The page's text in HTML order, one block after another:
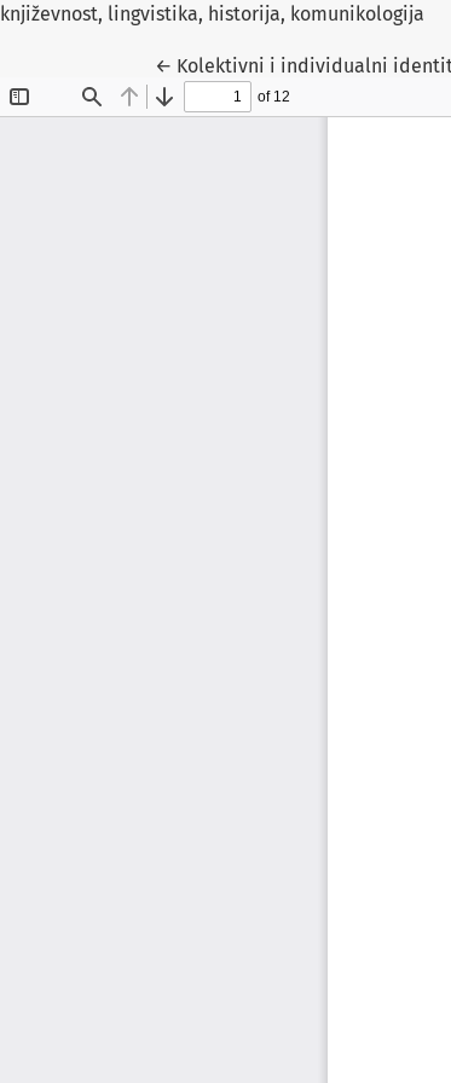
književnost, lingvistika, historija, komunikologija
← Return to Article Details
Kolektivni i individualni